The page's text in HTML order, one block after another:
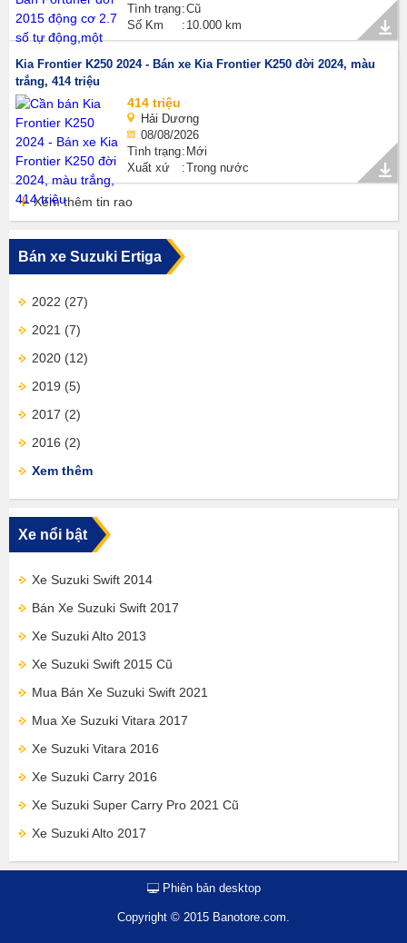
Tình trạng Cũ
Số Km
10.000 km
Kia Frontier K250 2024 - Bán xe Kia Frontier K250 đời 2024, màu
trắng, 414 triệu
414 triệu
Hải Dương
08/08/2026
Tình trạng Mới
Xuất xứ
Trong nước
Xem thêm tin rao
Bán xe Suzuki Ertiga
2022 (27)
2021 (7)
2020 (12)
2019 (5)
2017 (2)
2016 (2)
Xem thêm
Xe nổi bật
Xe Suzuki Swift 2014
Bán Xe Suzuki Swift 2017
Xe Suzuki Alto 2013
Xe Suzuki Swift 2015 Cũ
Mua Bán Xe Suzuki Swift 2021
Mua Xe Suzuki Vitara 2017
Xe Suzuki Vitara 2016
Xe Suzuki Carry 2016
Xe Suzuki Super Carry Pro 2021 Cũ
Xe Suzuki Alto 2017
Phiên bản desktop
Copyright © 2015 Banotore.com.